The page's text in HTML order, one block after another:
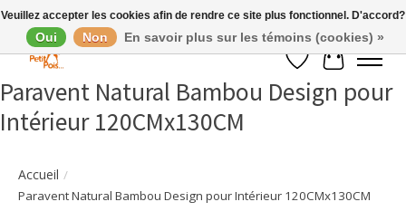
Liste de souhaits
Panier
Paravent Natural Bambou Design pour
Intérieur 120CMx130CM
Accueil /
Paravent Natural Bambou Design pour Intérieur 120CMx130CM
Veuillez accepter les cookies afin de rendre ce site plus fonctionnel. D'accord?
Oui Non En savoir plus sur les témoins (cookies) »